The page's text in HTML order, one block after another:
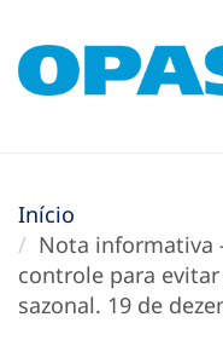
Início
Nota informativa
controle para
sazonal. 19 de